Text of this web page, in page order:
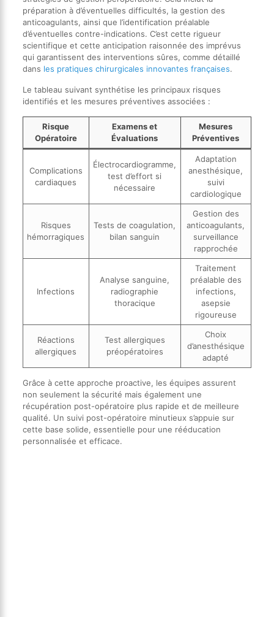
préparation à d’éventuelles difficultés, la gestion des
anticoagulants, ainsi que l’identification préalable
d’éventuelles contre-indications. C’est cette rigueur
scientifique et cette anticipation raisonnée des imprévus
qui garantissent des interventions sûres, comme détaillé
dans les pratiques chirurgicales innovantes françaises.
Le tableau suivant synthétise les principaux risques
identifiés et les mesures préventives associées :
Risque
Opératoire
Examens et
Évaluations
Mesures
Préventives
Complications
cardiaques
Électrocardiogramme,
test d’effort si
nécessaire
Adaptation
anesthésique,
suivi
cardiologique
Risques
hémorragiques
Tests de coagulation,
bilan sanguin
Gestion des
anticoagulants,
surveillance
rapprochée
Infections
Analyse sanguine,
radiographie
thoracique
Traitement
préalable des
infections,
asepsie
rigoureuse
Réactions
allergiques
Test allergiques
préopératoires
Choix
d’anesthésique
adapté
Grâce à cette approche proactive, les équipes assurent
non seulement la sécurité mais également une
récupération post-opératoire plus rapide et de meilleure
qualité. Un suivi post-opératoire minutieux s’appuie sur
cette base solide, essentielle pour une rééducation
personnalisée et efficace.